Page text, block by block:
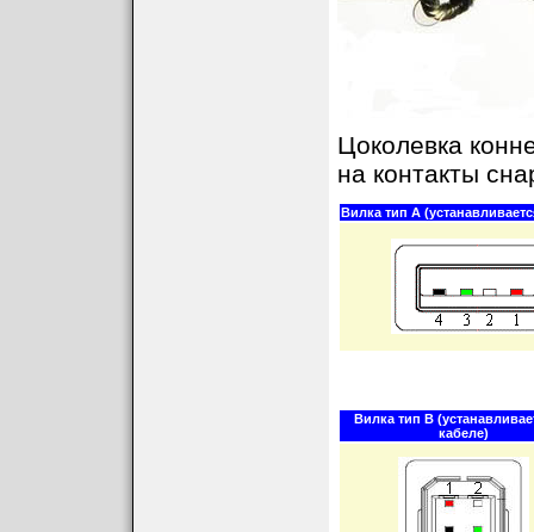
Цоколевка
на контакты
Вилка тип А
Вилка тип В
кабеле)